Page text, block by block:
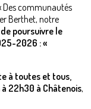
Des communautés
Berthet, notre
de poursuivre le
2026 : «
à toutes et tous,
22h30 à Châtenois,